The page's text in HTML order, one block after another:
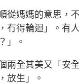
從媽媽的意思，
冇得輪迴」。有
」。
兩全其美又「安
放生」。